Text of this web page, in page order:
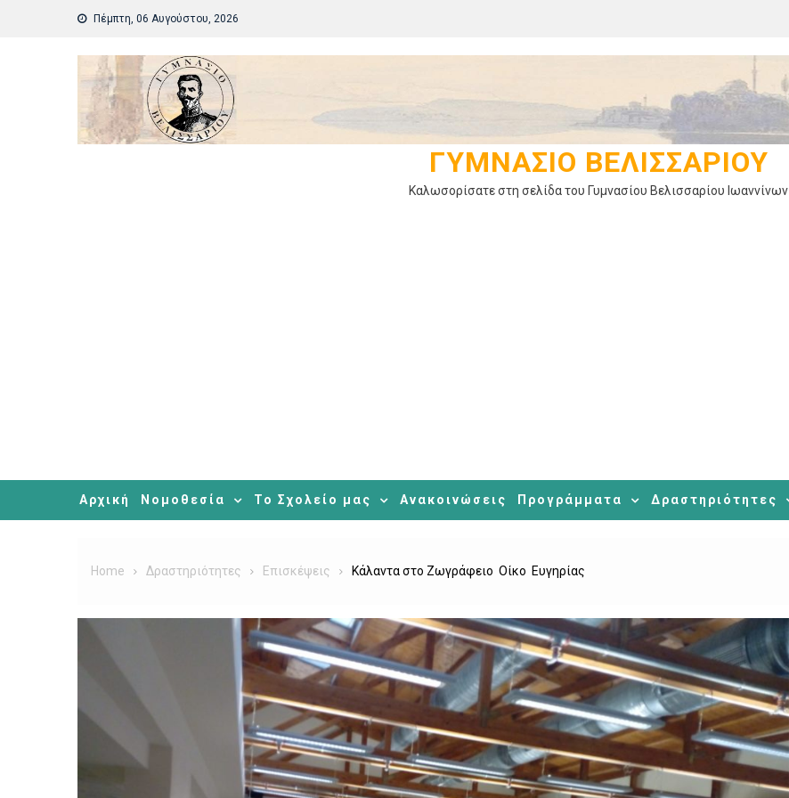
Πέμπτη, 06 Αυγούστου, 2026
ΓΥΜΝΆΣΙΟ ΒΕΛΙΣΣΑΡΊΟΥ
Καλωσορίσατε στη σελίδα του Γυμνασίου Βελισσαρίου Ιωαννίνων
Αρχική Νομοθεσία Το Σχολείο μας Ανακοινώσεις Προγράμματα Δραστηριότητες
Home Δραστηριότητες Επισκέψεις Κάλαντα στο Ζωγράφειο Οίκο Ευγηρίας